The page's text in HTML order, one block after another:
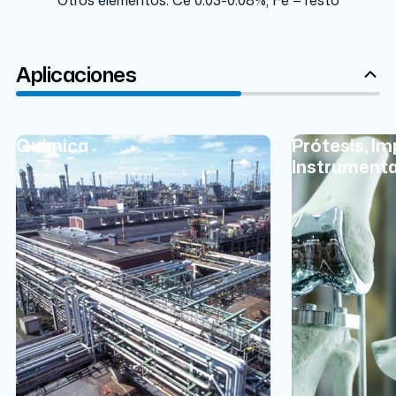
Aplicaciones
Química
Prótesis,